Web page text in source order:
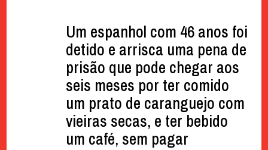
Um espanhol com 46 anos foi
detido e arrisca uma pena de
prisão que pode chegar aos
seis meses por ter comido
um prato de caranguejo com
vieiras secas, e ter bebido
um café, sem pagar